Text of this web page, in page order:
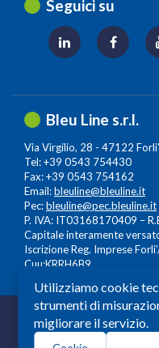
Seguici su
Bleu Line s.r.l.
Via Virgilio, 28 - 47122
Tel: +39 0543 754430
Fax: +39 0543 754162
Email:bleuline@bleuline.it
Pec:bleuline@pec.bleuline.it
P. IVA: IT03168170409 –
Capitale interamente
Iscrizione Reg. Imprese
Cuu:KRRH6B9
© 2026 Copyright:
Società a Socio
Utilizziamo cookie
strumenti di
migliorare il servizio.